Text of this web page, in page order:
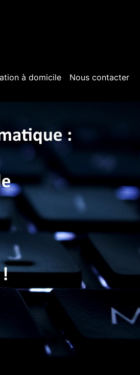
à domicile Nous contacter